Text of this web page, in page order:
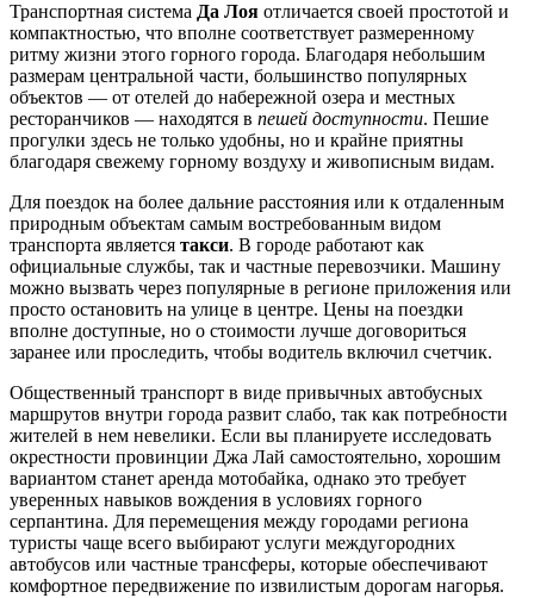
Транспортная система Да Лоя отличается своей простотой и
компактностью, что вполне соответствует размеренному
ритму жизни этого горного города. Благодаря небольшим
размерам центральной части, большинство популярных
объектов — от отелей до набережной озера и местных
ресторанчиков — находятся в пешей доступности. Пешие
прогулки здесь не только удобны, но и крайне приятны
благодаря свежему горному воздуху и живописным видам.
Для поездок на более дальние расстояния или к отдаленным
природным объектам самым востребованным видом
транспорта является такси. В городе работают как
официальные службы, так и частные перевозчики. Машину
можно вызвать через популярные в регионе приложения или
просто остановить на улице в центре. Цены на поездки
вполне доступные, но о стоимости лучше договориться
заранее или проследить, чтобы водитель включил счетчик.
Общественный транспорт в виде привычных автобусных
маршрутов внутри города развит слабо, так как потребности
жителей в нем невелики. Если вы планируете исследовать
окрестности провинции Джа Лай самостоятельно, хорошим
вариантом станет аренда мотобайка, однако это требует
уверенных навыков вождения в условиях горного
серпантина. Для перемещения между городами региона
туристы чаще всего выбирают услуги междугородних
автобусов или частные трансферы, которые обеспечивают
комфортное передвижение по извилистым дорогам нагорья.